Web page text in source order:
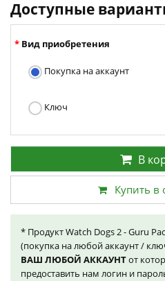
Доступные
Вид приобретения
Покупка на аккаунт
Ключ
В
Купить в
* Продукт Watch Dogs 2 - Guru
(покупка на любой аккаунт /
ВАШ ЛЮБОЙ АККАУНТот
предоставить нам логин и